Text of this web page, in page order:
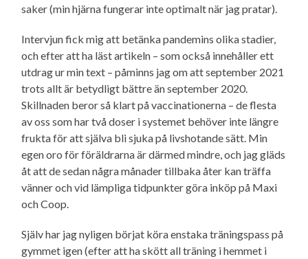
saker (min hjärna fungerar inte optimalt när jag pratar).
Intervjun fick mig att betänka pandemins olika stadier,
och efter att ha läst artikeln – som också innehåller ett
utdrag ur min text – påminns jag om att september 2021
trots allt är betydligt bättre än september 2020.
Skillnaden beror så klart på vaccinationerna – de flesta
av oss som har två doser i systemet behöver inte längre
frukta för att själva bli sjuka på livshotande sätt. Min
egen oro för föräldrarna är därmed mindre, och jag gläds
åt att de sedan några månader tillbaka åter kan träffa
vänner och vid lämpliga tidpunkter göra inköp på Maxi
och Coop.
Själv har jag nyligen börjat köra enstaka träningspass på
gymmet igen (efter att ha skött all träning i hemmet i